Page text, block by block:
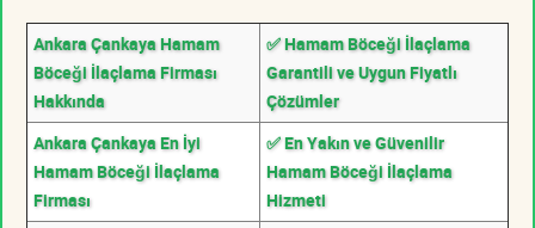
Ankara Çankaya Hamam
Böceği İlaçlama Firması
Hakkında
✅ Hamam Böceği İlaçlama
Garantili ve Uygun Fiyatlı
Çözümler
Ankara Çankaya En İyi
Hamam Böceği İlaçlama
Firması
✅ En Yakın ve Güvenilir
Hamam Böceği İlaçlama
Hizmeti